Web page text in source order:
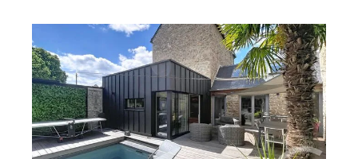
180 m2, 8 pièces
Ref : 17214
Maison à vendre
609 000 €
Visiter le site dédié